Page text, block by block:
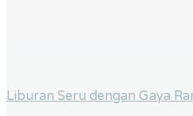
Liburan Seru dengan Gaya